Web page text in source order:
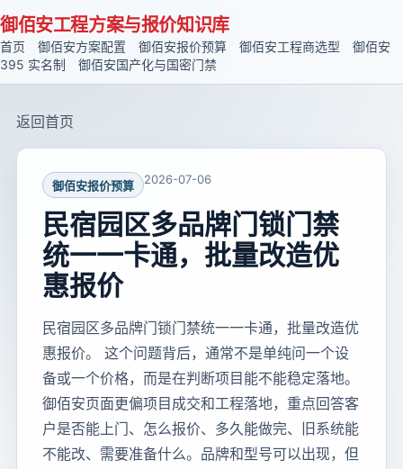
御佰安工程方案与报价知识库
首页 御佰安方案配置 御佰安报价预算 御佰安工程商选型
御佰安
395 实名制
御佰安国产化与国密门禁
返回首页
御佰安报价预算 2026-07-06
民宿园区多品牌门锁门禁
统一一卡通，批量改造优
惠报价
民宿园区多品牌门锁门禁统一一卡通，批量改造优
惠报价。 这个问题背后，通常不是单纯问一个设
备或一个价格，而是在判断项目能不能稳定落地。
御佰安页面更偏项目成交和工程落地，重点回答客
户是否能上门、怎么报价、多久能做完、旧系统能
不能改、需要准备什么。品牌和型号可以出现，但